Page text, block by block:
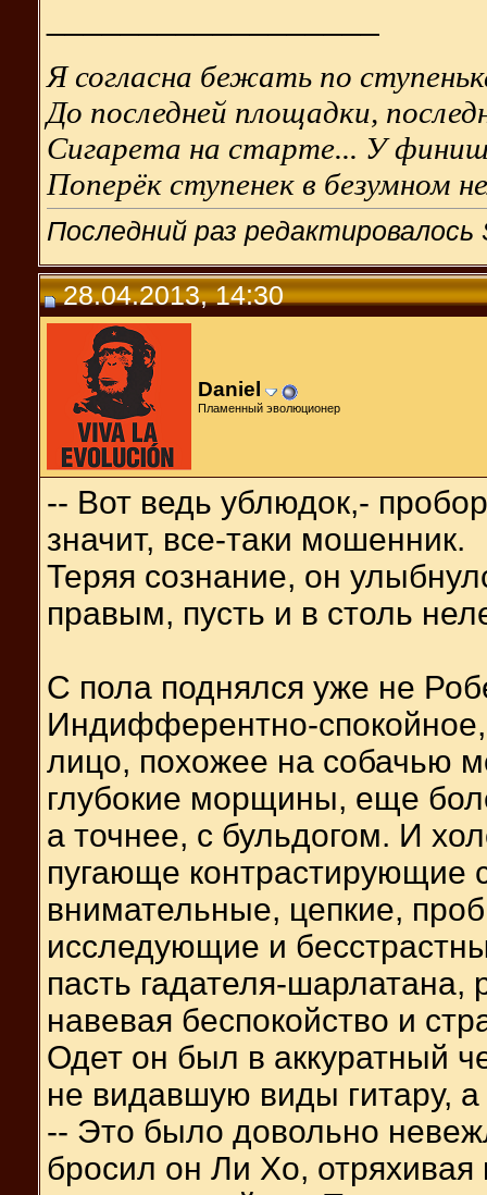
Я согласна бежать по
До последней площадки,
Сигарета на старте... У
Поперёк ступенек в безумном
Последний раз
28.04.2013, 14:30
Daniel
Пламенный эволюционер
-- Вот ведь ублюдок,-
значит, все-таки мошенник.
Теряя сознание, он
правым, пусть и в столь
С пола поднялся уже не
Индифферентно-
лицо, похожее на собачью
глубокие морщины, еще
а точнее, с бульдогом. И
пугающе контрастирующие
внимательные, цепкие,
исследующие и
пасть гадателя-шарлатана,
навевая беспокойство и
Одет он был в аккуратный
не видавшую виды гитару,
-- Это было довольно
бросил он Ли Хо,